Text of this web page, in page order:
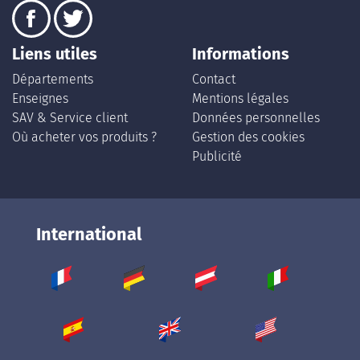
Liens utiles
Départements
Enseignes
SAV & Service client
Où acheter vos produits ?
Informations
Contact
Mentions légales
Données personnelles
Gestion des cookies
Publicité
International